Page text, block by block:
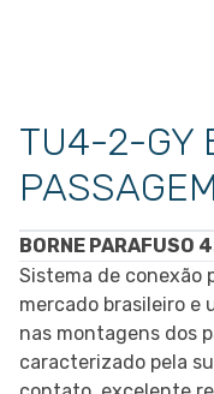
TU4-2-GY
BORNE PARAFUSO
Sistema de conexão
mercado brasileiro e
nas montagens dos
caracterizado pela